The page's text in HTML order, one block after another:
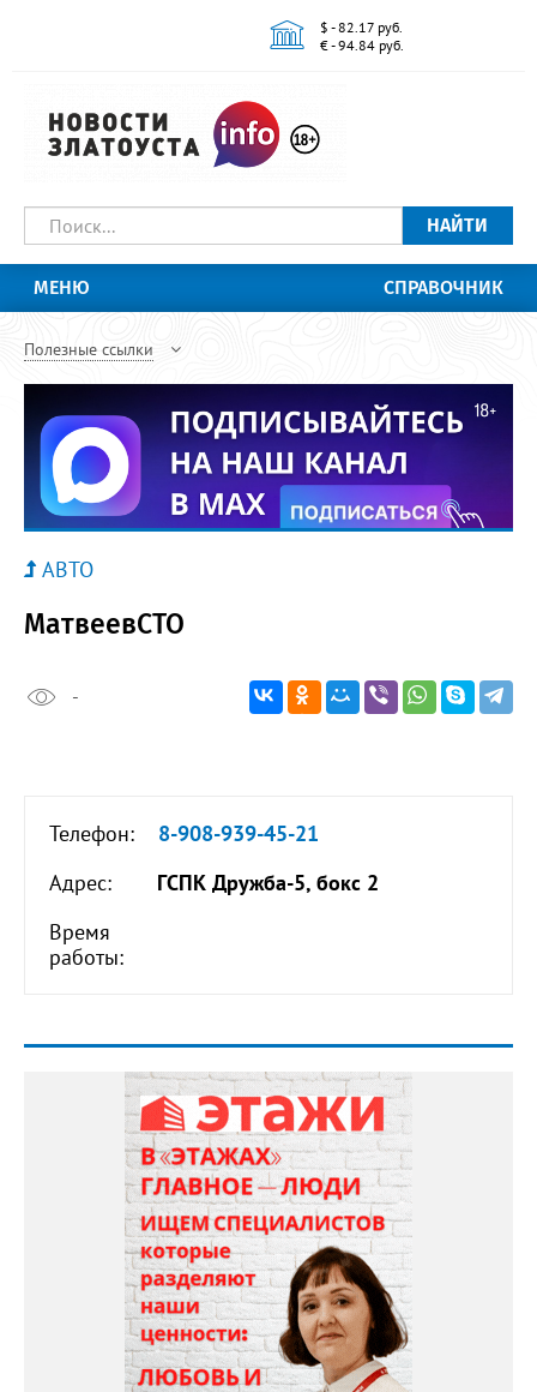
$ - 82.17 руб.
€ - 94.84 руб.
НАЙТИ
МЕНЮ СПРАВОЧНИК
Полезные ссылки
АВТО
МатвеевСТО
-
Телефон:
8-908-939-45-21
Адрес:
ГСПК Дружба-5, бокс 2
Время
работы: